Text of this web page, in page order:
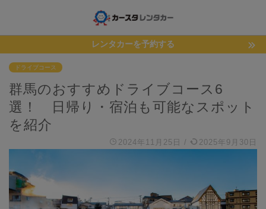
レンタカーを予約する
ドライブコース
群馬のおすすめドライブコース6
選！ 日帰り・宿泊も可能なスポット
を紹介
2024年11月25日 / 2025年9月30日